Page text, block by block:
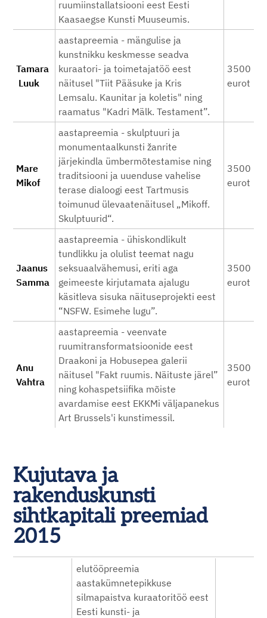
ruumiinstallatsiooni eest Eesti
Kaasaegse Kunsti Muuseumis.
Tamara
Luuk
aastapreemia - mängulise ja
kunstnikku keskmesse seadva
kuraatori- ja toimetajatöö eest
näitusel "Tiit Pääsuke ja Kris
Lemsalu. Kaunitar ja koletis" ning
raamatus "Kadri Mälk. Testament”.
3500
eurot
Mare
Mikof
aastapreemia - skulptuuri ja
monumentaalkunsti žanrite
järjekindla ümbermõtestamise ning
traditsiooni ja uuenduse vahelise
terase dialoogi eest Tartmusis
toimunud ülevaatenäitusel „Mikoff.
Skulptuurid“.
3500
eurot
Jaanus
Samma
aastapreemia - ühiskondlikult
tundlikku ja olulist teemat nagu
seksuaalvähemusi, eriti aga
geimeeste kirjutamata ajalugu
käsitleva sisuka näituseprojekti eest
“NSFW. Esimehe lugu”.
3500
eurot
Anu
Vahtra
aastapreemia - veenvate
ruumitransformatsioonide eest
Draakoni ja Hobusepea galerii
näitusel "Fakt ruumis. Näituste järel”
ning kohaspetsiifika mõiste
avardamise eest EKKMi väljapanekus
Art Brussels'i kunstimessil.
3500
eurot
Kujutava ja
rakenduskunsti
sihtkapitali preemiad
2015
elutööpreemia
aastakümnetepikkuse
silmapaistva kuraatoritöö eest
Eesti kunsti- ja